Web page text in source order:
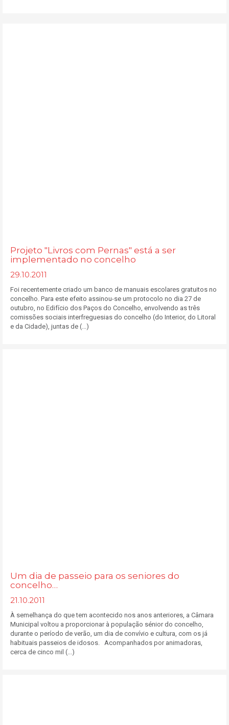
Projeto "Livros com Pernas" está a ser
implementado no concelho
29.10.2011
Foi recentemente criado um banco de manuais escolares gratuitos no
concelho. Para este efeito assinou-se um protocolo no dia 27 de
outubro, no Edifício dos Paços do Concelho, envolvendo as três
comissões sociais interfreguesias do concelho (do Interior, do Litoral
e da Cidade), juntas de (...)
Um dia de passeio para os seniores do
concelho…
21.10.2011
À semelhança do que tem acontecido nos anos anteriores, a Câmara
Municipal voltou a proporcionar à população sénior do concelho,
durante o período de verão, um dia de convívio e cultura, com os já
habituais passeios de idosos. Acompanhados por animadoras,
cerca de cinco mil (...)